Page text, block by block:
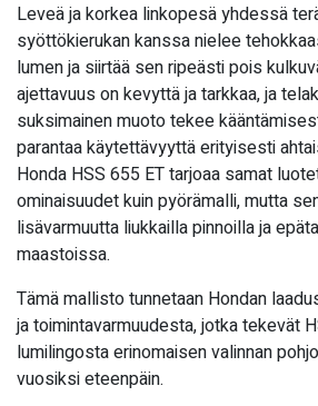
Leveä ja korkea linkopesä yhdessä
syöttökierukan kanssa nielee
lumen ja siirtää sen ripeästi pois
ajettavuus on kevyttä ja tarkkaa, ja
suksimainen muoto tekee
parantaa käytettävyyttä erityisesti
Honda HSS 655 ET tarjoaa samat
ominaisuudet kuin pyörämalli, mutta
lisävarmuutta liukkailla pinnoilla ja
maastoissa.
Tämä mallisto tunnetaan Hondan
ja toimintavarmuudesta, jotka tekevät
lumilingosta erinomaisen valinnan
vuosiksi eteenpäin.